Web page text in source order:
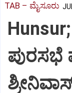
TAB – ಮೈಸೂರು
ಪುರಸಭೆ